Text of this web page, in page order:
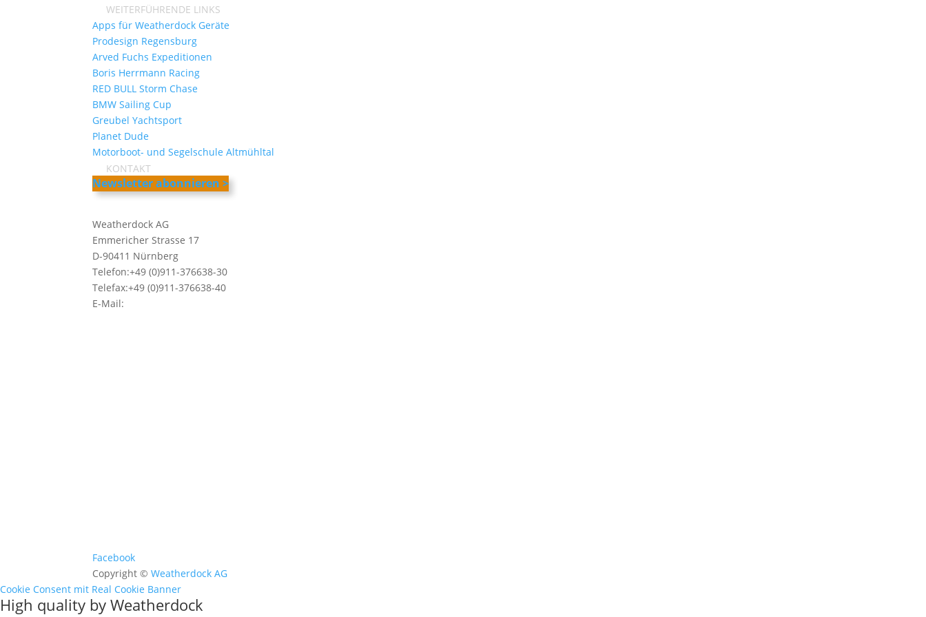
WEITERFÜHRENDE LINKS
Apps für Weatherdock Geräte
Prodesign Regensburg
Arved Fuchs Expeditionen
Boris Herrmann Racing
RED BULL Storm Chase
BMW Sailing Cup
Greubel Yachtsport
Planet Dude
Motorboot- und Segelschule Altmühltal
KONTAKT
Newsletter abonnieren >
Weatherdock AG
Emmericher Strasse 17
D-90411 Nürnberg
Telefon:+49 (0)911-376638-30
Telefax:+49 (0)911-376638-40
E-Mail:
Facebook
Copyright ©Weatherdock AG
Cookie Consent mit Real Cookie Banner
High quality by Weatherdock